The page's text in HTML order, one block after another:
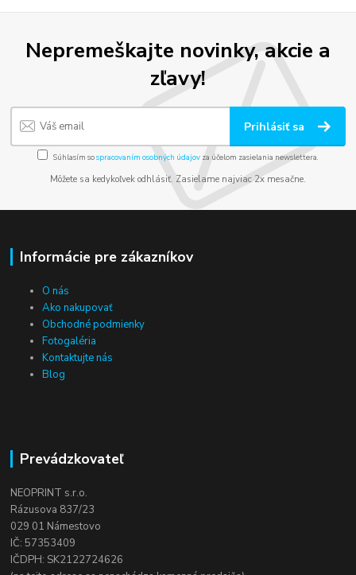
Nepremeškajte novinky, akcie a
zľavy!
Prihlásiť sa
Súhlasím sospracovaním osobných údajov za účelom zasielania newslettera.
Môžete sa kedykoľvek odhlásiť. Zasielame najviac 2x mesačne.
Informácie pre zákazníkov
O nás
Ako nakupovať
Obchodné podmienky
Fotogaléria
Kontaktujte nás
Blog
Prevádzkovateľ
NEOPRINT s.r.o.
Rázusova 837/23
029 01 Námestovo
IČ: 57353409
IČDPH: SK2122724626